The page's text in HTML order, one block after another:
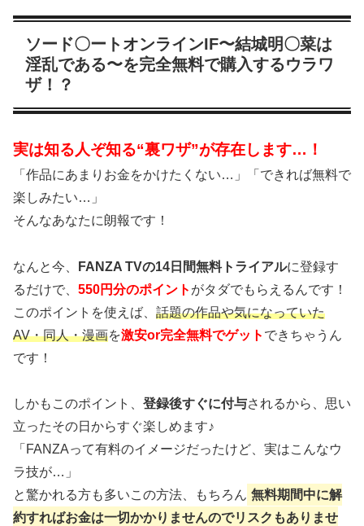
ソード〇ートオンラインIF〜結城明〇菜は
淫乱である〜を完全無料で購入するウラワ
ザ！？
実は知る人ぞ知る“裏ワザ”が存在します…！
「作品にあまりお金をかけたくない…」「できれば無料で
楽しみたい…」
そんなあなたに朗報です！
なんと今、 FANZA TVの14日間無料トライアルに登録す
るだけで、 550円分のポイント がタダでもらえるんです！
このポイントを使えば、 話題の作品や気になっていた
AV・同人・漫画を激安or完全無料でゲット できちゃうん
です！
しかもこのポイント、 登録後すぐに付与されるから、思い
立ったその日からすぐ楽しめます♪
「FANZAって有料のイメージだったけど、実はこんなウ
ラ技が…」
と驚かれる方も多いこの方法、もちろん 無料期間中に解
約すればお金は一切かかりませんのでリスクもありませ